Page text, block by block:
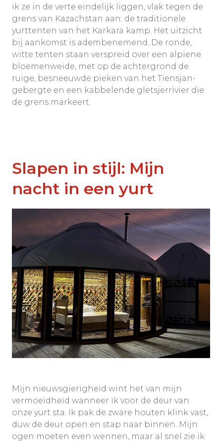
ik ze in de verte eindelijk liggen, vlak tegen de
grens van Kazachstan aan: de traditionele
yurttenten van het Karkara kamp. Het uitzicht
bij aankomst is adembenemend. De ronde,
witte tenten staan verspreid over een alpiene
bloemenweide, met op de achtergrond de
ruige, besneeuwde pieken van het Tiensjan-
gebergte en een kabbelende gletsjerrivier die
de grens markeert.
Slapen in stijl: Mijn
nacht in een yurt
Mijn nieuwsgierigheid wint het van mijn
vermoeidheid wanneer ik voor de deur van
onze yurt sta. Ik pak de zware houten klink vast,
duw de deur open en stap naar binnen. Mijn
ogen moeten even wennen, maar al snel zie ik